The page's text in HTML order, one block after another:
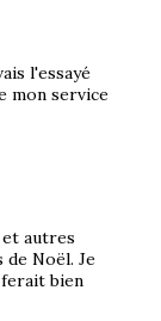
l'essayé
mon service
autres
Noël. Je
bien